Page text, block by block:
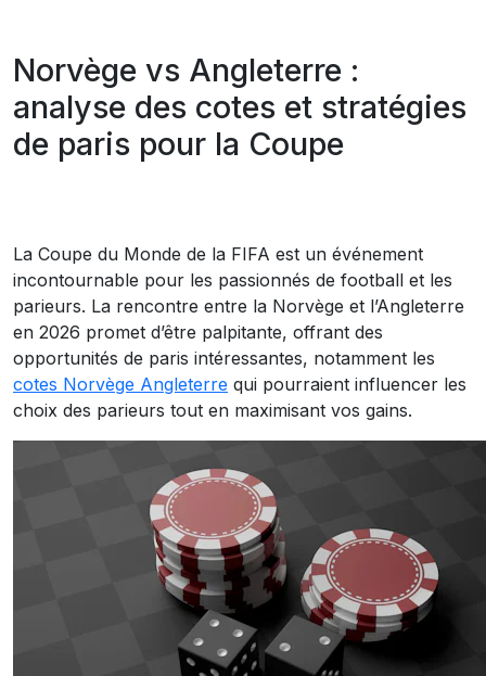
Norvège vs Angleterre :
analyse des cotes et stratégies
de paris pour la Coupe
La Coupe du Monde de la FIFA est un événement
incontournable pour les passionnés de football et les
parieurs. La rencontre entre la Norvège et l’Angleterre
en 2026 promet d’être palpitante, offrant des
opportunités de paris intéressantes, notamment les
cotes Norvège Angleterre qui pourraient influencer les
choix des parieurs tout en maximisant vos gains.